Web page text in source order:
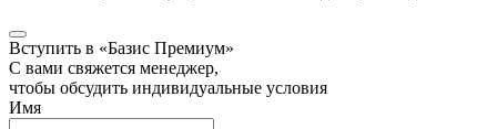
Вступить в «Базис Премиум»
С вами свяжется менеджер,
чтобы обсудить индивидуальные условия
Имя